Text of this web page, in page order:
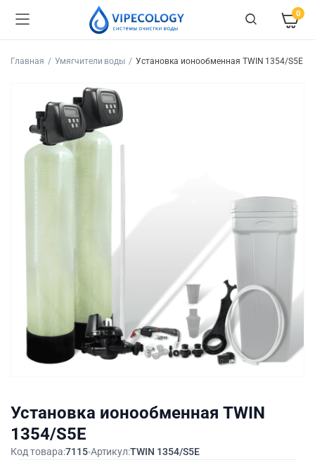
0
Главная Умягчители воды Установка ионообменная TWIN 1354/S5E
Установка ионообменная TWIN
1354/S5E
Код товара:7115 Артикул:TWIN 1354/S5E